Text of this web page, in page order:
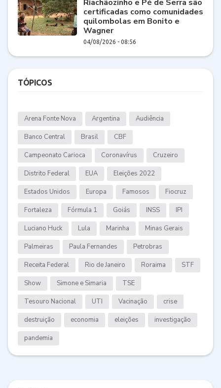
Riachãozinho e Pé de Serra são
certificadas como comunidades
quilombolas em Bonito e
Wagner
04/08/2026 - 08:56
TÓPICOS
Arena Fonte Nova Argentina Audiência
Banco Central Brasil CBF
Campeonato Carioca Coronavírus Cruzeiro
Distrito Federal EUA Eleições 2022
Estados Unidos Europa Famosos Fiocruz
Fortaleza Fórmula 1 Goiás INSS IPI
Luciano Huck Lula Marinha Minas Gerais
Palmeiras Paula Fernandes Petrobras
Receita Federal Rio de Janeiro Roraima STF
Show Simone e Simaria TSE
Tesouro Nacional UTI Vacinação crise
destruição economia eleições investigação
pandemia